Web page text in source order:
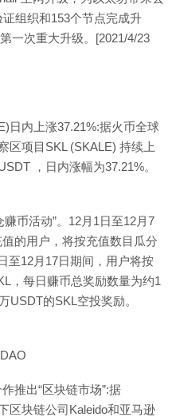
组织和153个节点完成升
一次重大升级。[2021/4/23
日内上涨37.21%:据火币全球
区项目SKL (SKALE) 持续上
，日内涨幅为37.21%。
币活动”。12月1日至12月7
的用户，将按充值数目瓜分
至12月17日期间，用户将按
，每日赚币总奖励数量为约1
USDT的SKL空投奖励。
推出“区块链市场”:据
区块链公司Kaleido和亚马逊